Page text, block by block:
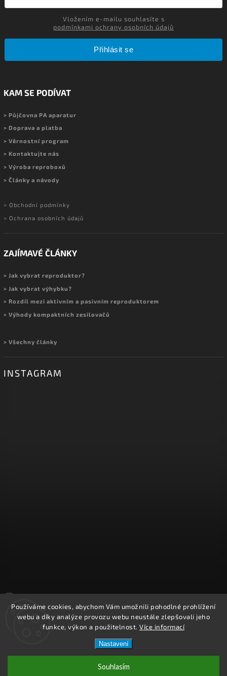
Používáme cookies, abychom Vám umožnili pohodlné prohlížení
webu a díky analýze provozu webu neustále zlepšovali jeho
funkce, výkon a použitelnost. Více informací
Nastavení
Souhlasím
podmínkami ochrany osobních údajů
Přihlásit se
KAM SE PODÍVAT
> Půjčovna PA aparatur
> Doprava a platba
> Věrnostní program
> Kontaktujte nás
> Výroba reproboxů
> Články a návody
> Obchodní podmínky
> Ochrana osobních údajů
ZAJÍMAVÉ ČLÁNKY
> Jak vybrat reproduktor?
> Jak vybrat výhybku?
> Rozdíl mezi aktivním a pasivním reproduktorem
> Výhody kompaktních zesilovačů
> Všechny články
INSTAGRAM
Copyright 2026REPROOBCHOD.cz. Všechna práva vyhrazena.
Upravit nastavení cookies
Shoptet